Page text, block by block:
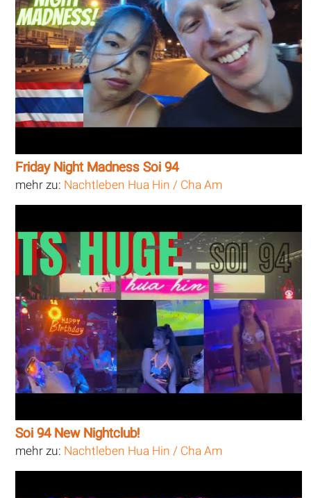
Friday Night Madness Soi 94
mehr zu: Nachtleben Hua Hin / Cha Am
Soi 94 New Nightclub!
mehr zu: Nachtleben Hua Hin / Cha Am